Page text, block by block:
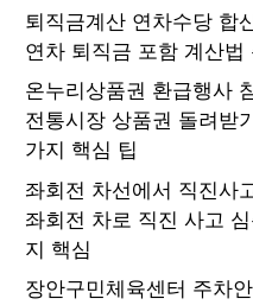
퇴직금계산 연차수당 합
연차 퇴직금 포함 계산법
온누리상품권 환급행사
전통시장 상품권 돌려받
가지 핵심 팁
좌회전 차선에서 직진사
좌회전 차로 직진 사고
지 핵심
장안구민체육센터 주차